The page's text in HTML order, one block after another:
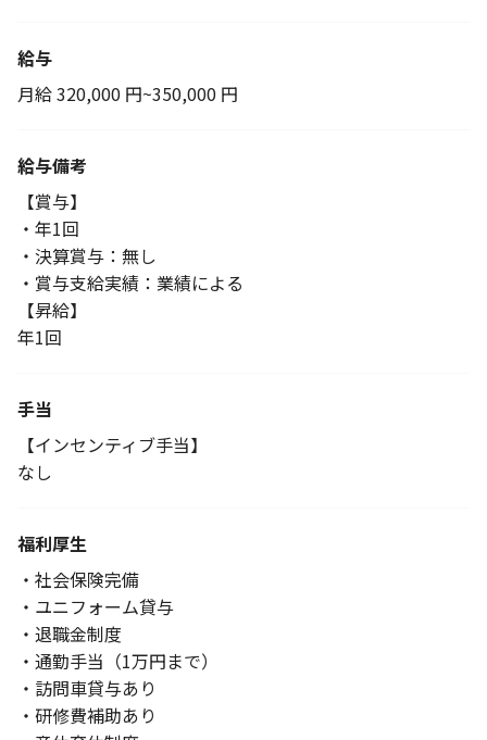
給与
月給 320,000 円~350,000 円
給与備考
【賞与】
・年1回
・決算賞与：無し
・賞与支給実績：業績による
【昇給】
年1回
手当
【インセンティブ手当】
なし
福利厚生
・社会保険完備
・ユニフォーム貸与
・退職金制度
・通勤手当（1万円まで）
・訪問車貸与あり
・研修費補助あり